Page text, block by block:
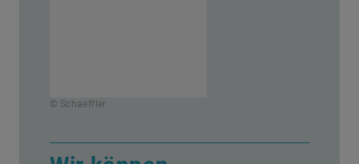
© Schaeffler